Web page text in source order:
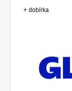
+ dobírka